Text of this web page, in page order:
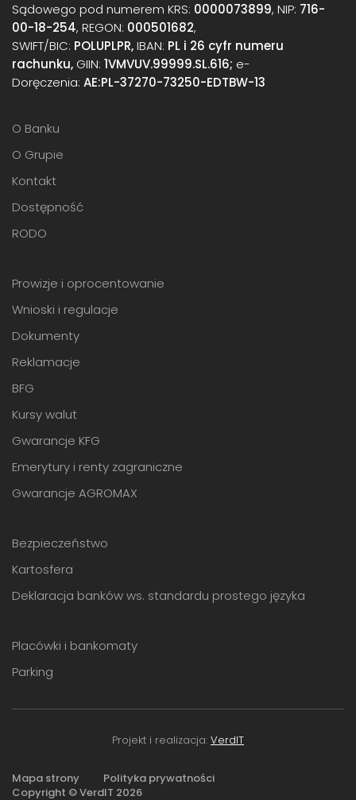
Sądowego pod numerem KRS: 0000073899, NIP: 716-
00-18-254, REGON: 000501682,
SWIFT/BIC: POLUPLPR,IBAN: PL i 26 cyfr numeru
rachunku, GIIN: 1VMVUV.99999.SL.616; e-
Doręczenia: AE:PL-37270-73250-EDTBW-13
O Banku
O Grupie
Kontakt
Dostępność
RODO
Prowizje i oprocentowanie
Wnioski i regulacje
Dokumenty
Reklamacje
BFG
Kursy walut
Gwarancje KFG
Emerytury i renty zagraniczne
Gwarancje AGROMAX
Bezpieczeństwo
Kartosfera
Deklaracja banków ws. standardu prostego języka
Placówki i bankomaty
Parking
Projekt i realizacja: VerdIT
Mapa strony
Polityka prywatności
Copyright © VerdIT 2026